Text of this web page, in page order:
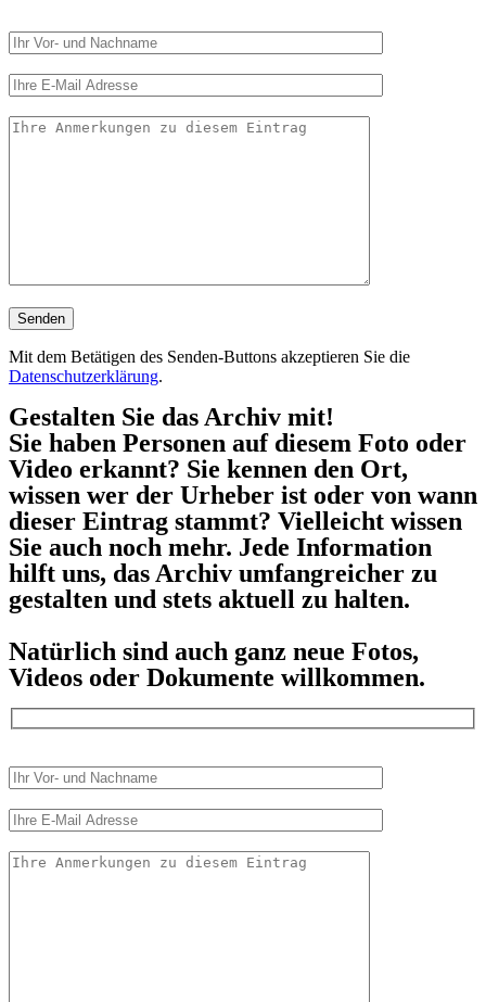
Mit dem Betätigen des Senden-Buttons akzeptieren Sie die
Datenschutzerklärung.
Gestalten Sie das Archiv mit!
Sie haben Personen auf diesem Foto oder
Video erkannt? Sie kennen den Ort,
wissen wer der Urheber ist oder von wann
dieser Eintrag stammt? Vielleicht wissen
Sie auch noch mehr. Jede Information
hilft uns, das Archiv umfangreicher zu
gestalten und stets aktuell zu halten.
Natürlich sind auch ganz neue Fotos,
Videos oder Dokumente willkommen.